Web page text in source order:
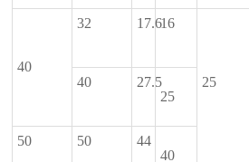
40
32 17.616
25
40
27.5
25
50 50
44
40